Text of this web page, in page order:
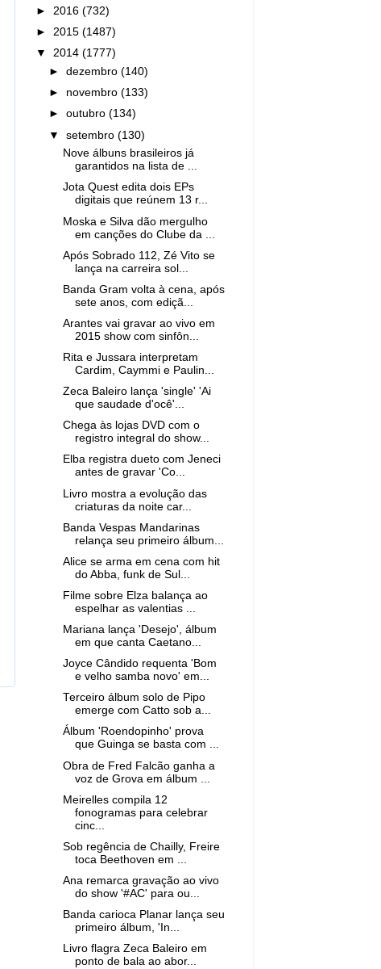
► 2016 (732)
► 2015 (1487)
▼ 2014 (1777)
►dezembro(140)
► novembro(133)
►outubro(134)
▼setembro(130)
Nove álbuns brasileiros já
garantidos na lista de ...
Jota Quest edita dois EPs
digitais que reúnem 13 r...
Moska e Silva dão mergulho
em canções do Clube da ...
Após Sobrado 112, Zé Vito se
lança na carreira sol...
Banda Gram volta à cena, após
sete anos, com ediçã...
Arantes vai gravar ao vivo em
2015 show com sinfôn...
Rita e Jussara interpretam
Cardim, Caymmi e Paulin...
Zeca Baleiro lança 'single' 'Ai
que saudade d'ocê'...
Chega às lojas DVD com o
registro integral do show...
Elba registra dueto com Jeneci
antes de gravar 'Co...
Livro mostra a evolução das
criaturas da noite car...
Banda Vespas Mandarinas
relança seu primeiro álbum...
Alice se arma em cena com hit
do Abba, funk de Sul...
Filme sobre Elza balança ao
espelhar as valentias ...
Mariana lança 'Desejo', álbum
em que canta Caetano...
Joyce Cândido requenta 'Bom
e velho samba novo' em...
Terceiro álbum solo de Pipo
emerge com Catto sob a...
Álbum 'Roendopinho' prova
que Guinga se basta com ...
Obra de Fred Falcão ganha a
voz de Grova em álbum ...
Meirelles compila 12
fonogramas para celebrar
cinc...
Sob regência de Chailly, Freire
toca Beethoven em ...
Ana remarca gravação ao vivo
do show '#AC' para ou...
Banda carioca Planar lança seu
primeiro álbum, 'In...
Livro flagra Zeca Baleiro em
ponto de bala ao abor...